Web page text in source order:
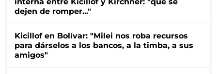
dejen de romper..."
Kicillof en Bolívar: "Milei nos roba recursos
para dárselos a los bancos, a la timba, a sus
amigos"